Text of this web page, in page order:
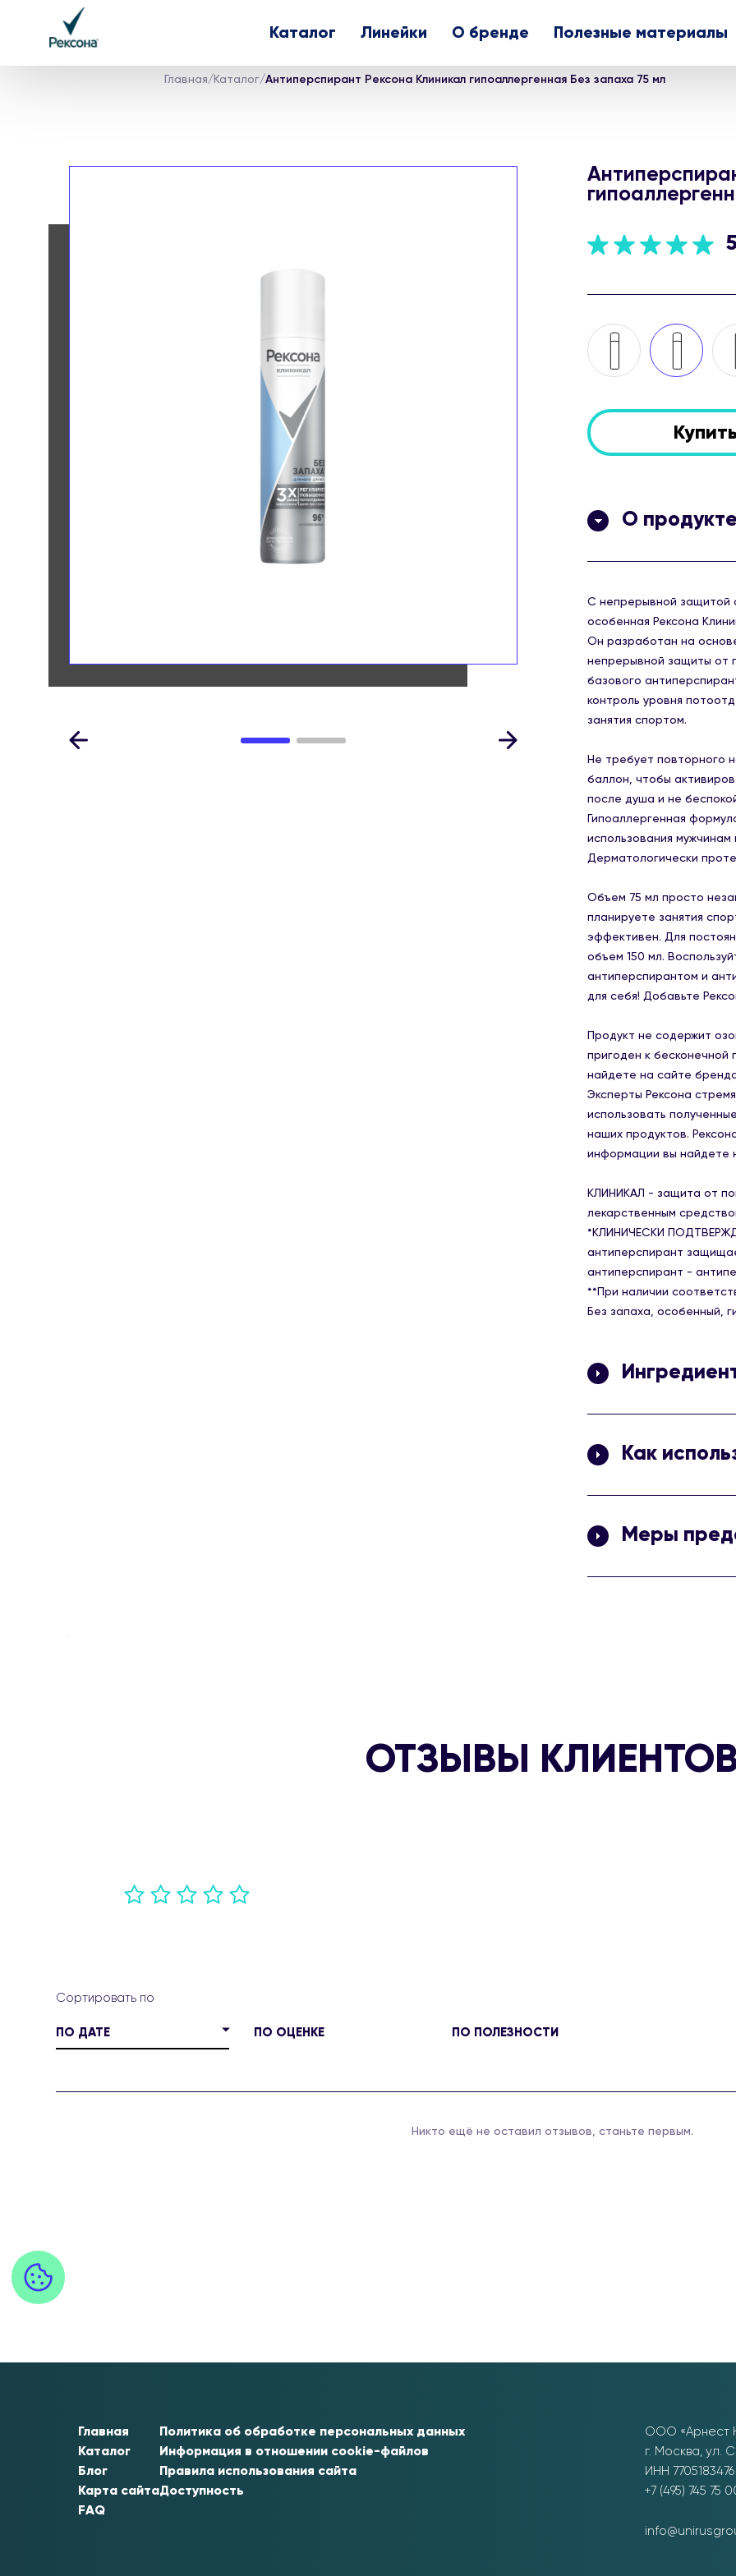
Каталог Линейки О бренде Полезные материалы
Главная/ Каталог/Антиперспирант Рексона Клиникал гипоаллергенная Без запаха 75 мл
5
О продукте
С непрерывной защитой
особенная Рексона
Он разработан на
непрерывной защиты от
базового
контроль уровня
занятия спортом.
Не требует повторного
баллон, чтобы
после душа и не
Гипоаллергенная
использования мужчинам
Дерматологически
Объем 75 мл просто
планируете занятия
эффективен. Для
объем 150 мл.
антиперспирантом и
для себя! Добавьте
Продукт не содержит
пригоден к
найдете на сайте
Эксперты Рексона
использовать
наших продуктов.
информации вы найдете
КЛИНИКАЛ - защита от
лекарственным
*КЛИНИЧЕСКИ
антиперспирант
антиперспирант -
**При наличии
Без запаха, особенный,
Butyl Ether, Butane,
Hectorite , Propylene
Как
подмышек с расстояния
Меры
использования.
ОТЗЫВЫ
ПО ДАТЕ ПО ОЦЕНКЕ ПО ПОЛЕЗНОСТИ
Никто ещё не оставил отзывов, станьте первым.
Главная
Каталог
Блог
Карта сайта
FAQ
Политика об обработке персональных данных
Информация в отношении cookie-файлов
Правила использования сайта
Доступность
ООО «Арнест
г. Москва, ул.
ИНН 7705183476
+7 (495) 745 75